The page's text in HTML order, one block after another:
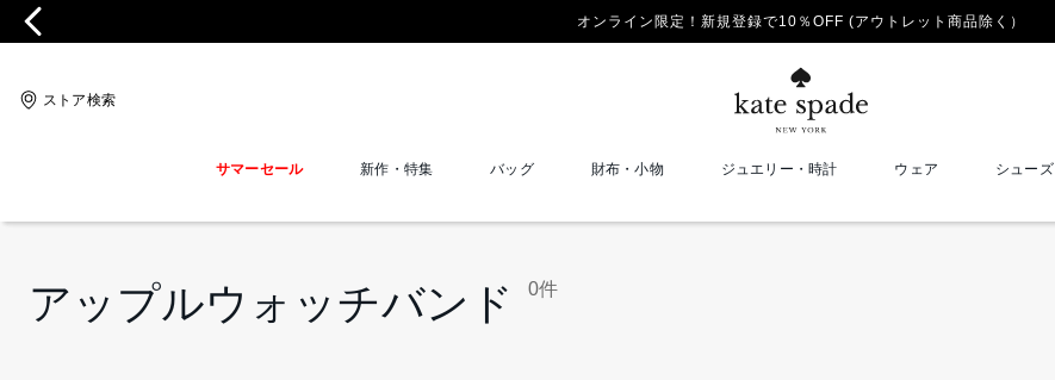
オンライン限定！新規登録で10％OFF (アウトレット商品除く）
ストア検索
サマーセール 新作・特集 バッグ 財布・小物 ジュエリー・時計 ウェア シューズ
アップルウォッチバンド 0件